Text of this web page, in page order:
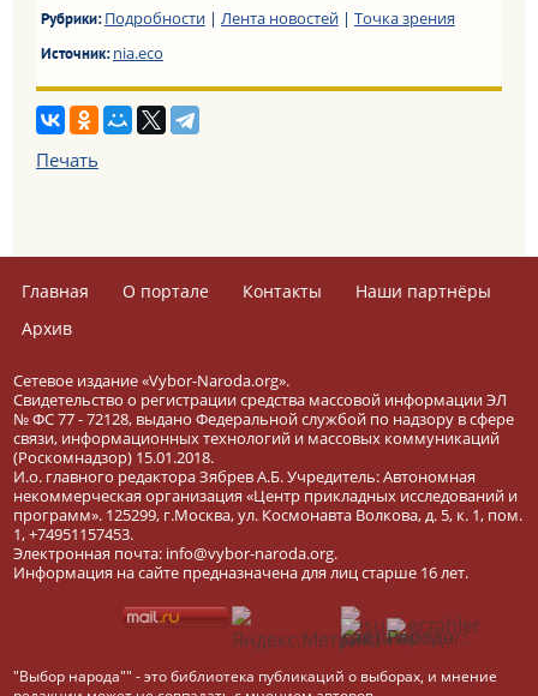
Рубрики:Подробности| Лента новостей| Точка зрения
Источник:nia.eco
Печать
Главная О портале Контакты
Наши партнёры
Архив
Сетевое издание «Vybor-Naroda.org».
Свидетельство о регистрации средства массовой информации ЭЛ
№ ФС 77 - 72128, выдано Федеральной службой по надзору в сфере
связи, информационных технологий и массовых коммуникаций
(Роскомнадзор) 15.01.2018.
И.о. главного редактора Зябрев А.Б. Учредитель: Автономная
некоммерческая организация «Центр прикладных исследований и
программ». 125299, г.Москва, ул. Космонавта Волкова, д. 5, к. 1, пом.
1, +74951157453.
Электронная почта: info@vybor-naroda.org.
Информация на сайте предназначена для лиц старше 16 лет.
"Выбор народа"" - это библиотека публикаций о выборах, и мнение